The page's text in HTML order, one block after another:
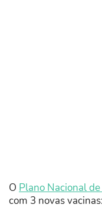
O Plano Nacional
com 3 novas vacinas: